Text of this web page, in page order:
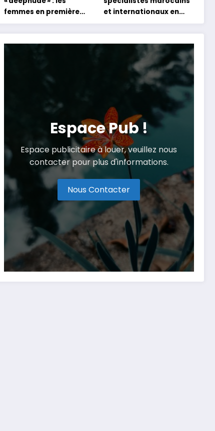
femmes en première
ligne face aux dangers
de l’intelligence
artificielle
et internationaux en
conclave à Tanger
Espace Pub !
Espace publicitaire à louer, veuillez nous
contacter pour plus d'informations.
Nous Contacter